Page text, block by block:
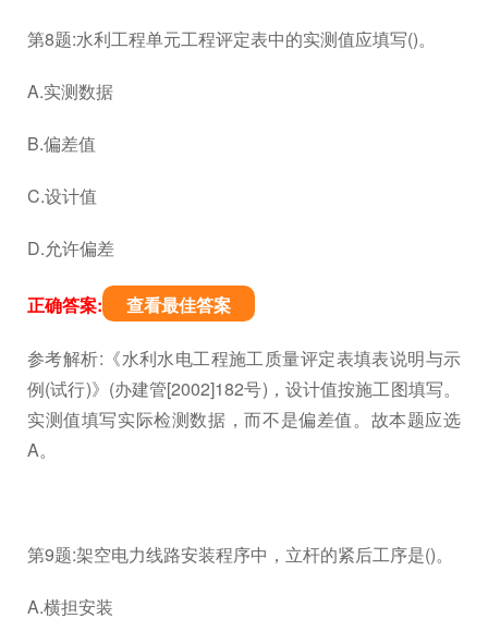
第8题:水利工程单元工程评定表中的实测值应填写()。
A.实测数据
B.偏差值
C.设计值
D.允许偏差
正确答案: 查看最佳答案
参考解析:《水利水电工程施工质量评定表填表说明与示
例(试行)》(办建管[2002]182号)，设计值按施工图填写。
实测值填写实际检测数据，而不是偏差值。故本题应选
A。
第9题:架空电力线路安装程序中，立杆的紧后工序是()。
A.横担安装